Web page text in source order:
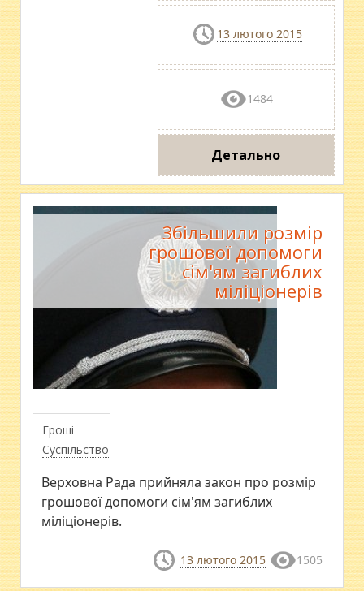
13 лютого 2015
1484
Детально
Гроші
Суспільство
Збільшили розмір
грошової допомоги
сім'ям загиблих
міліціонерів
Верховна Рада прийняла закон про розмір
грошової допомоги сім'ям загиблих
міліціонерів.
13 лютого 2015 1505